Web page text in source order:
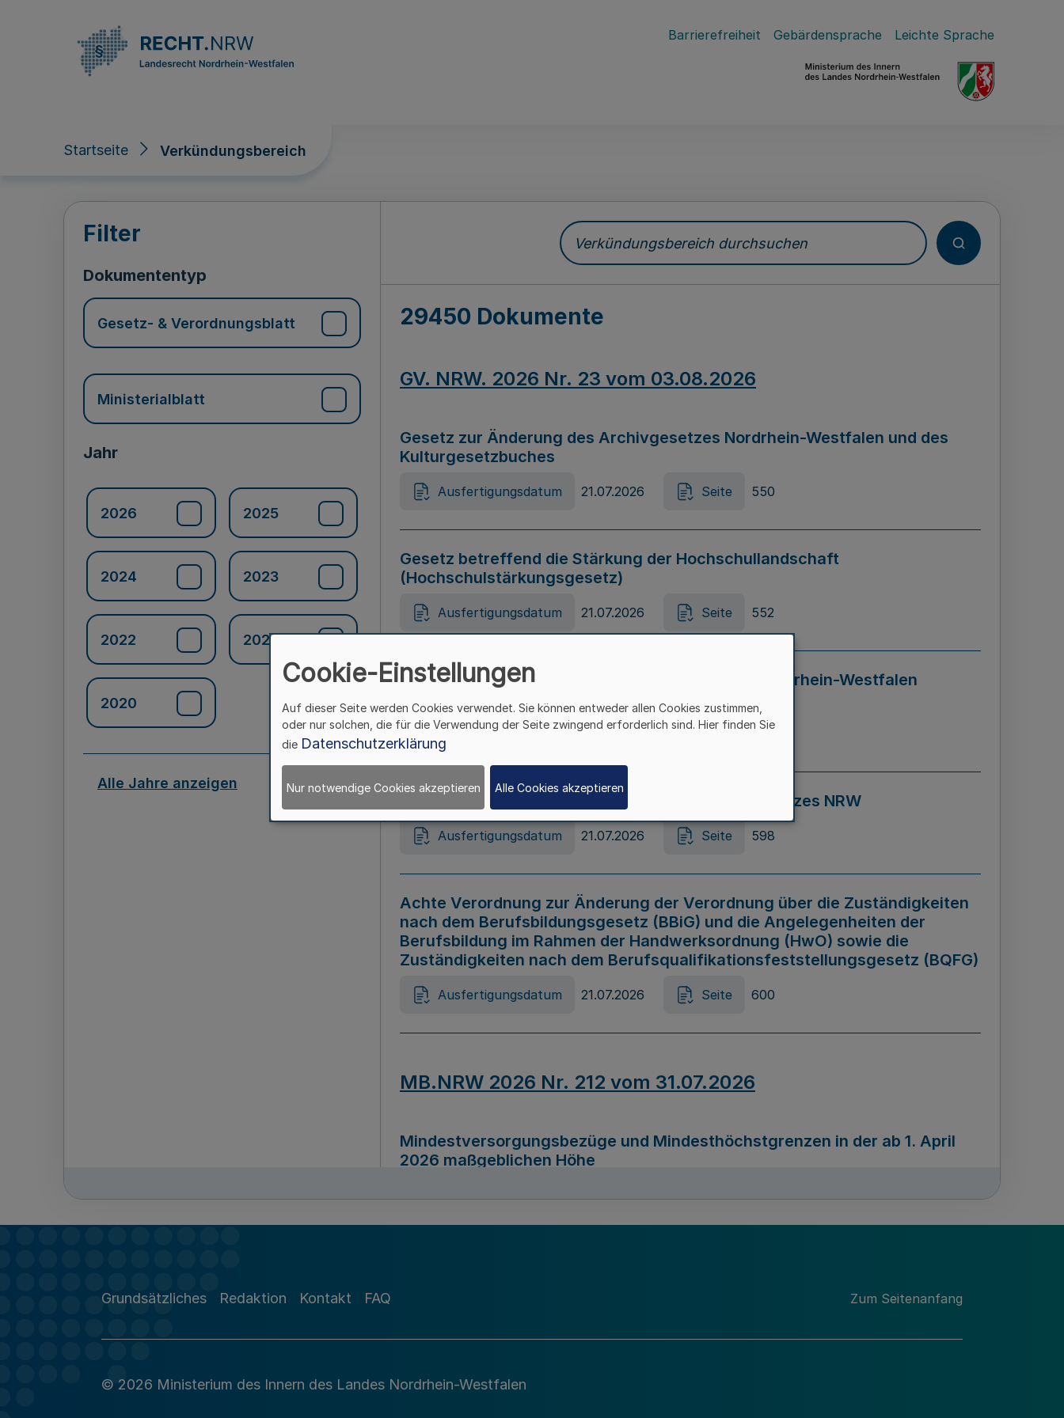
Barrierefreiheit Gebärdensprache Leichte Sprache
Startseite Verkündungsbereich
Verkündungsbereich
Filter
Dokumententyp
Gesetz- & Verordnungsblatt
Ministerialblatt
Jahr
2026 2025
2024 2023
2022 2021
2020
Alle Jahre anzeigen
Verkündungsbereich durchsuchen
29450 Dokumente
GV. NRW. 2026 Nr. 23 vom 03.08.2026
Gesetz zur Änderung des Archivgesetzes Nordrhein-Westfalen und des
Kulturgesetzbuches
Ausfertigungsdatum 21.07.2026 Seite 550
Gesetz betreffend die Stärkung der Hochschullandschaft
(Hochschulstärkungsgesetz)
Ausfertigungsdatum 21.07.2026 Seite 552
Gesetz zur Vermeidung von Diskriminierung in Nordrhein-Westfalen
(Landesantidiskriminierungsgesetz – LADG NRW)
Ausfertigungsdatum 21.07.2026 Seite 595
Gesetz zur Änderung des Online-Casinospiel Gesetzes NRW
Ausfertigungsdatum 21.07.2026 Seite 598
Achte Verordnung zur Änderung der Verordnung über die Zuständigkeiten
nach dem Berufsbildungsgesetz (BBiG) und die Angelegenheiten der
Berufsbildung im Rahmen der Handwerksordnung (HwO) sowie die
Zuständigkeiten nach dem Berufsqualifikationsfeststellungsgesetz (BQFG)
Ausfertigungsdatum 21.07.2026 Seite 600
MB.NRW 2026 Nr. 212 vom 31.07.2026
Mindestversorgungsbezüge und Mindesthöchstgrenzen in der ab 1. April
2026 maßgeblichen Höhe
Richtlinie zur Durchführung des Förderprogramms „Mittelstand Innovativ &
Grundsätzliches Redaktion Kontakt FAQ Zum Seitenanfang
© 2026 Ministerium des Innern des Landes Nordrhein-Westfalen
Cookie-Einstellungen
Auf dieser Seite werden Cookies verwendet. Sie können entweder allen Cookies zustimmen,
oder nur solchen, die für die Verwendung der Seite zwingend erforderlich sind. Hier finden Sie
die Datenschutzerklärung
Nur notwendige Cookies akzeptieren Alle Cookies akzeptieren